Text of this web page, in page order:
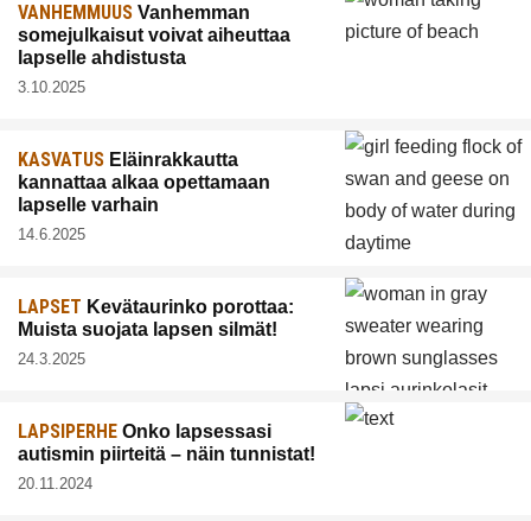
VANHEMMUUS Vanhemman
somejulkaisut voivat aiheuttaa
lapselle ahdistusta
3.10.2025
KASVATUS Eläinrakkautta
kannattaa alkaa opettamaan
lapselle varhain
14.6.2025
LAPSET Kevätaurinko porottaa:
Muista suojata lapsen silmät!
24.3.2025
LAPSIPERHE Onko lapsessasi
autismin piirteitä – näin tunnistat!
20.11.2024